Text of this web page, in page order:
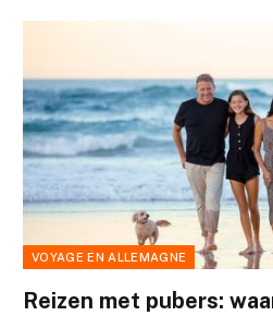
VOYAGE EN ALLEMAGNE
Reizen met pubers: